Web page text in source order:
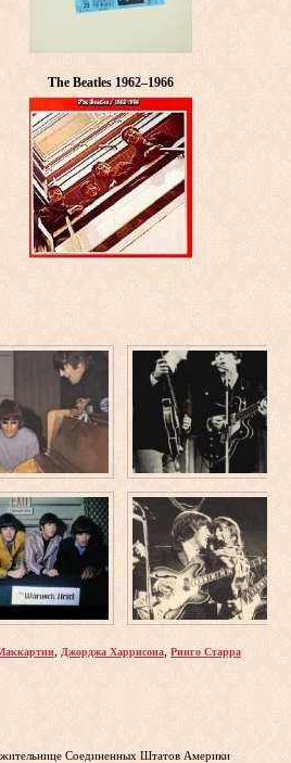
The Beatles 1962–1966
, Джорджа Харрисона, Ринго Старра
жительнице Соединенных Штатов Америки